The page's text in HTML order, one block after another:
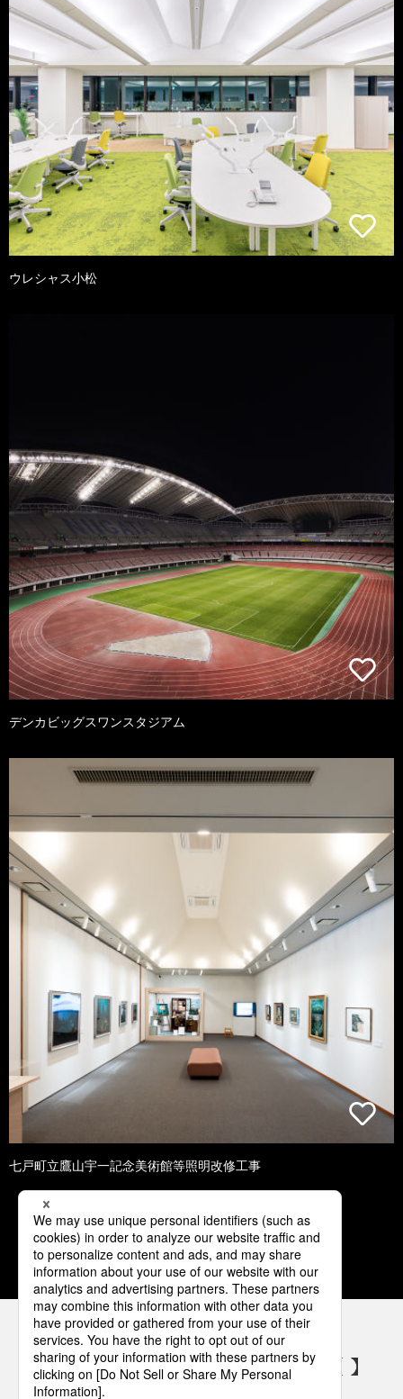
ウレシャス小松
デンカビッグスワンスタジアム
七戸町立鷹山宇一記念美術館等照明改修工事
1 2 3 4 5
パナソニックの電気設備 SNSアカウント